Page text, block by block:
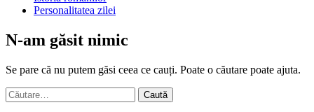
Personalitatea zilei
N-am găsit nimic
Se pare că nu putem găsi ceea ce cauți. Poate o căutare poate ajuta.
Caută
după: